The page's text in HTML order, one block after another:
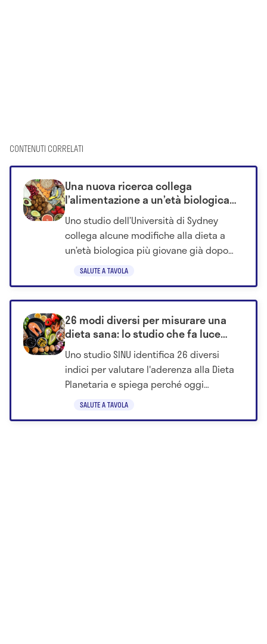
CONTENUTI CORRELATI
SALUTE A TAVOLA
Una nuova ricerca collega
l’alimentazione a un’età biologica
più giovane già dopo quattro
settimane
Uno studio dell’Università di Sydney
collega alcune modifiche alla dieta a
un’età biologica più giovane già dopo
quattro settimane.
SALUTE A TAVOLA
26 modi diversi per misurare una
dieta sana: lo studio che fa luce
sulla confusione scientifica
Uno studio SINU identifica 26 diversi
indici per valutare l'aderenza alla Dieta
Planetaria e spiega perché oggi
confrontare le ricerche è difficile